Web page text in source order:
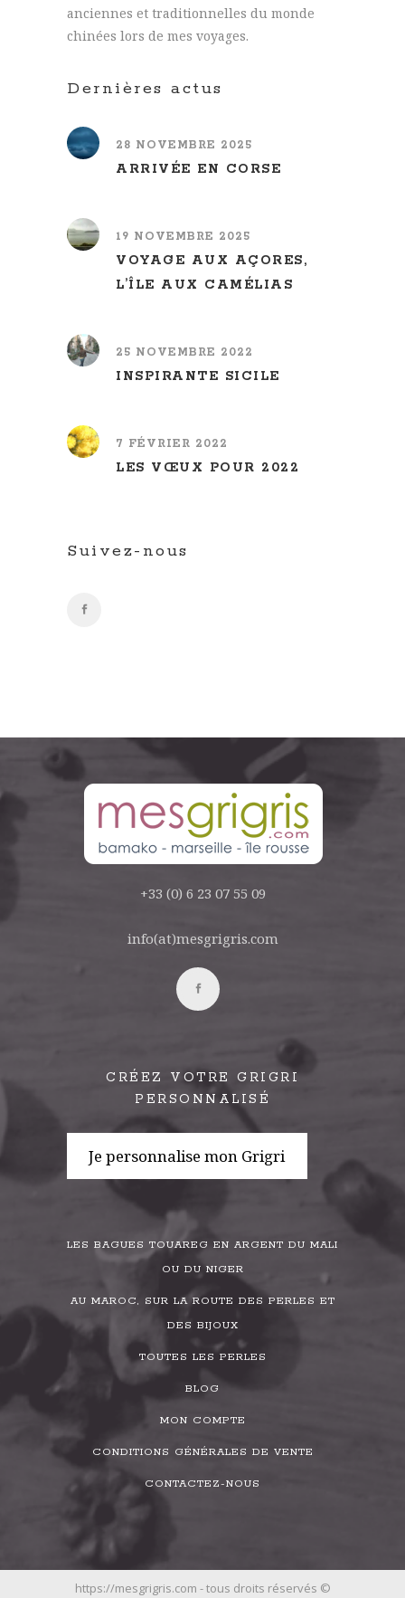
anciennes et traditionnelles du monde
chinées lors de mes voyages.
Dernières actus
28 NOVEMBRE 2025
ARRIVÉE EN CORSE
19 NOVEMBRE 2025
VOYAGE AUX AÇORES,
L’ÎLE AUX CAMÉLIAS
25 NOVEMBRE 2022
INSPIRANTE SICILE
7 FÉVRIER 2022
LES VŒUX POUR 2022
Suivez-nous
+33 (0) 6 23 07 55 09
info(at)mesgrigris.com
CRÉEZ VOTRE GRIGRI
PERSONNALISÉ
Je personnalise mon Grigri
LES BAGUES TOUAREG EN ARGENT DU MALI
OU DU NIGER
AU MAROC, SUR LA ROUTE DES PERLES ET
DES BIJOUX
TOUTES LES PERLES
BLOG
MON COMPTE
CONDITIONS GÉNÉRALES DE VENTE
CONTACTEZ-NOUS
https://mesgrigris.com - tous droits réservés ©